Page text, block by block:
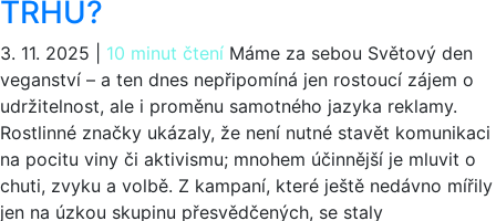
TRHU?
3. 11. 2025 10 minut čtení Máme za sebou Světový den
veganství – a ten dnes nepřipomíná jen rostoucí zájem o
udržitelnost, ale i proměnu samotného jazyka reklamy.
Rostlinné značky ukázaly, že není nutné stavět komunikaci
na pocitu viny či aktivismu; mnohem účinnější je mluvit o
chuti, zvyku a volbě. Z kampaní, které ještě nedávno mířily
jen na úzkou skupinu přesvědčených, se staly